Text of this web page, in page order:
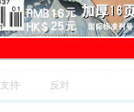
支持 反对